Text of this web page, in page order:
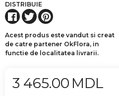
DISTRIBUIE
Acest produs este vandut si creat
de catre partener OkFlora, in
functie de localitatea livrarii.
3 465.00 MDL